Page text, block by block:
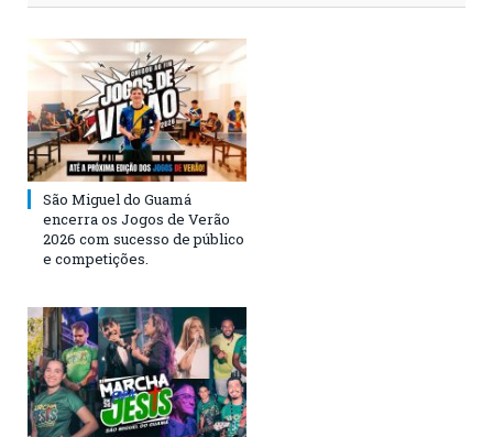
São Miguel do Guamá
encerra os Jogos de Verão
2026 com sucesso de público
e competições.